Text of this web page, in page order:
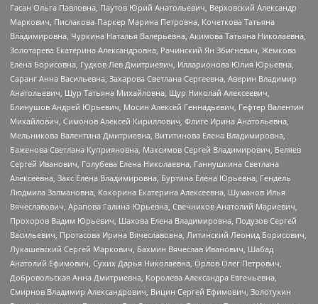
Гасан Ольга Павловна, Паутов Юрий Анатольевич, Верховский Александр
Маркович, Пислакова-Паркер Марина Петровна, Кочеткова Татьяна
Владимировна, Чуркина Наталья Валерьевна, Акимова Татьяна Николаевна,
Золотарева Екатерина Александровна, Рачинский Ян Збигневич, Жемкова
Елена Борисовна, Гудков Лев Дмитриевич, Илларионова Юлия Юрьевна,
Саранг Анна Васильевна, Захарова Светлана Сергеевна, Аверин Владимир
Анатольевич, Щур Татьяна Михайловна, Щур Николай Алексеевич,
Блинушов Андрей Юрьевич, Мосин Алексей Геннадьевич, Гефтер Валентин
Михайлович, Симонов Алексей Кириллович, Флиге Ирина Анатольевна,
Мельникова Валентина Дмитриевна, Вититинова Елена Владимировна,
Баженова Светлана Куприяновна, Максимов Сергей Владимирович, Беляев
Сергей Иванович, Голубева Елена Николаевна, Ганнушкина Светлана
Алексеевна, Закс Елена Владимировна, Буртина Елена Юрьевна, Гендель
Людмила Залмановна, Кокорина Екатерина Алексеевна, Шуманов Илья
Вячеславович, Арапова Галина Юрьевна, Свечников Анатолий Мариевич,
Прохоров Вадим Юрьевич, Шахова Елена Владимировна, Подузов Сергей
Васильевич, Протасова Ирина Вячеславовна, Литинский Леонид Борисович,
Лукашевский Сергей Маркович, Бахмин Вячеслав Иванович, Шабад
Анатолий Ефимович, Сухих Дарья Николаевна, Орлов Олег Петрович,
Добровольская Анна Дмитриевна, Королева Александра Евгеньевна,
Смирнов Владимир Александрович, Вицин Сергей Ефимович, Золотухин